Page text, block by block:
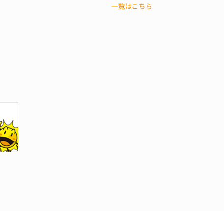
一覧はこちら